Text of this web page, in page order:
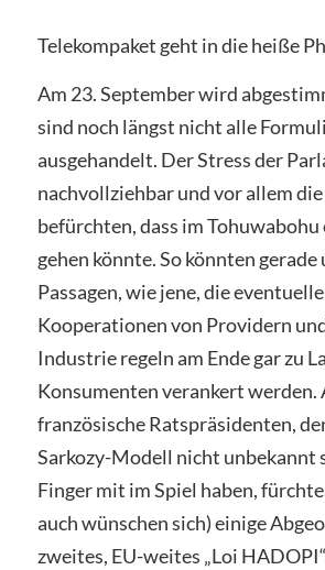
Telekompaket geht in die heiße
Am 23. September wird
sind noch längst nicht alle
ausgehandelt. Der Stress der
nachvollziehbar und vor allem
befürchten, dass im Tohuwabohu
gehen könnte. So könnten
Passagen, wie jene, die eventuelle
Kooperationen von Providern
Industrie regeln am Ende gar zu
Konsumenten verankert werden.
französische Ratspräsidenten,
Sarkozy-Modell nicht unbekannt
Finger mit im Spiel haben,
auch wünschen sich) einige
zweites, EU-weites „Loi